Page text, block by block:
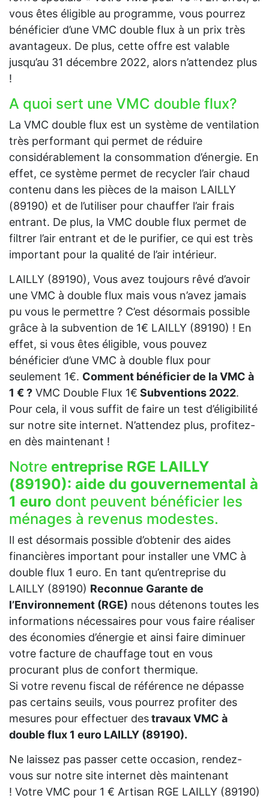
vous êtes éligible au programme, vous pourrez
bénéficier d’une VMC double flux à un prix très
avantageux. De plus, cette offre est valable
jusqu’au 31 décembre 2022, alors n’attendez plus
!
A quoi sert une VMC double flux?
La VMC double flux est un système de ventilation
très performant qui permet de réduire
considérablement la consommation d’énergie. En
effet, ce système permet de recycler l’air chaud
contenu dans les pièces de la maison LAILLY
(89190) et de l’utiliser pour chauffer l’air frais
entrant. De plus, la VMC double flux permet de
filtrer l’air entrant et de le purifier, ce qui est très
important pour la qualité de l’air intérieur.
LAILLY (89190), Vous avez toujours rêvé d’avoir
une VMC à double flux mais vous n’avez jamais
pu vous le permettre ? C’est désormais possible
grâce à la subvention de 1€ LAILLY (89190) ! En
effet, si vous êtes éligible, vous pouvez
bénéficier d’une VMC à double flux pour
seulement 1€. Comment bénéficier de la VMC à
1 € ? VMC Double Flux 1€ Subventions 2022.
Pour cela, il vous suffit de faire un test d’éligibilité
sur notre site internet. N’attendez plus, profitez-
en dès maintenant !
Notre entreprise RGE LAILLY
(89190): aide du gouvernemental à
1 euro dont peuvent bénéficier les
ménages à revenus modestes.
Il est désormais possible d’obtenir des aides
financières important pour installer une VMC à
double flux 1 euro. En tant qu’entreprise du
LAILLY (89190) Reconnue Garante de
l’Environnement (RGE) nous détenons toutes les
informations nécessaires pour vous faire réaliser
des économies d’énergie et ainsi faire diminuer
votre facture de chauffage tout en vous
procurant plus de confort thermique.
Si votre revenu fiscal de référence ne dépasse
pas certains seuils, vous pourrez profiter des
mesures pour effectuer destravaux VMC à
double flux 1 euro LAILLY (89190).
Ne laissez pas passer cette occasion, rendez-
vous sur notre site internet dès maintenant
! Votre VMC pour 1 € Artisan RGE LAILLY (89190)